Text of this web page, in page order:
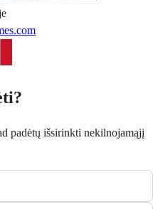
padėtų išsirinkti nekilnojamąjį